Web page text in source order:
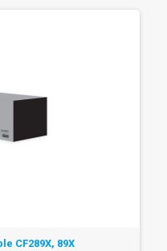
CF289X, 89X